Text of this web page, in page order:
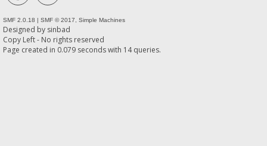
SMF 2.0.18 | SMF © 2017 Simple Machines
Designed by sinbad
Copy Left - No rights reserved
Page created in 0.079 seconds with 14 queries.